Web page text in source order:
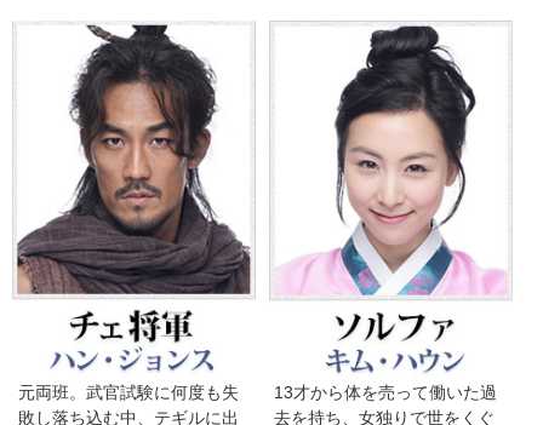
元両班。武官試験に何度も失
敗し落ち込む中、テギルに出
13才から体を売って働いた過
去を持ち、女独りで世をくぐ